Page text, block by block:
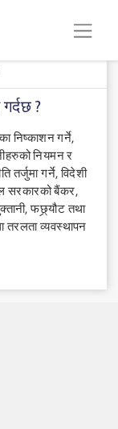
?
निष्काशन गर्ने,
नियमन र
तर्जुमा गर्ने, विदेशी
सरकारको बैंकर,
फछ्र्यौट तथा
तरलता व्यवस्थापन